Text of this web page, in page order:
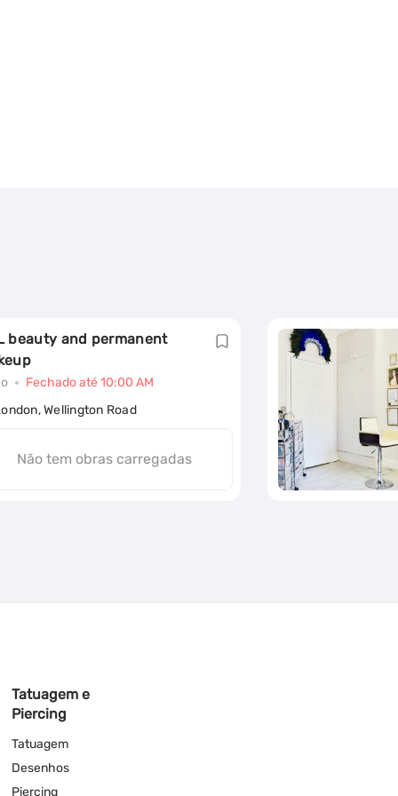
beauty and permanent
Fechado até 10:00 AM
Wellington Road
Não tem obras carregadas
Tatuagem e
Piercing
Tatuagem
Desenhos
Piercing